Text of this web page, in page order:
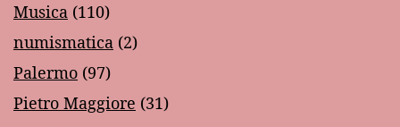
Musica (110)
numismatica (2)
Palermo (97)
Pietro Maggiore (31)